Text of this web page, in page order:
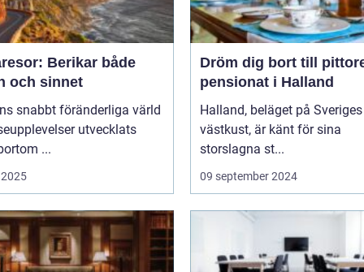
Berikar både
och sinnet
snabbt föränderliga värld
utvecklats
...
Dröm dig bort till
pensionat i Halland
Halland, beläget på Sveriges
västkust, är känt för sina
storslagna st...
09 september 2024